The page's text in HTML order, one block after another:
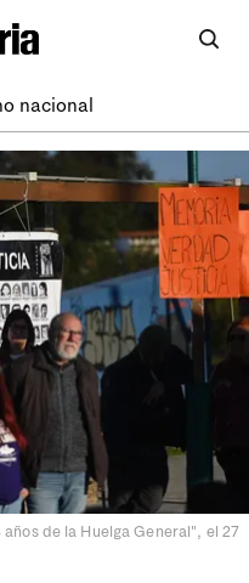
nacional
de la Huelga General", el 27